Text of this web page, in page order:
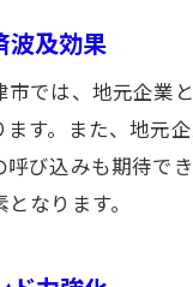
効
時
予
波及効果
では、地元企業
す。また、地元
び込みも期待で
なります。